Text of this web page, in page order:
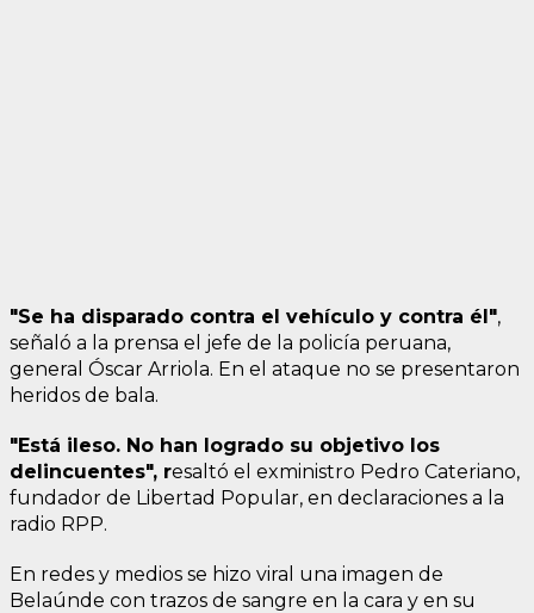
"Se ha disparado contra el vehículo y contra él",
señaló a la prensa el jefe de la policía peruana,
general Óscar Arriola. En el ataque no se presentaron
heridos de bala.
"Está ileso. No han logrado su objetivo los
delincuentes", resaltó el exministro Pedro Cateriano,
fundador de Libertad Popular, en declaraciones a la
radio RPP.
En redes y medios se hizo viral una imagen de
Belaúnde con trazos de sangre en la cara y en su